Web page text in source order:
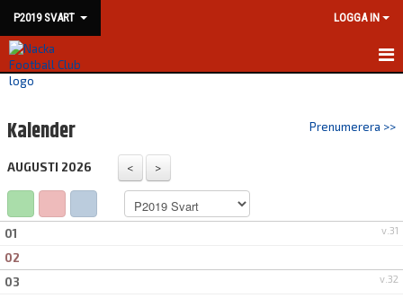
P2019 SVART LOGGA IN
HEM
NYHETER
KALENDER
BILDGALLERI
Prenumerera >>
Kalender
AUGUSTI 2026
v.31
01
02
v.32
03